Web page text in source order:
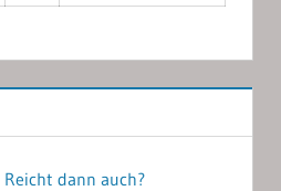
Reicht dann auch?